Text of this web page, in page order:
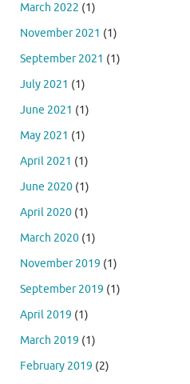
March 2022 (1)
November 2021 (1)
September 2021 (1)
July 2021 (1)
June 2021 (1)
May 2021 (1)
April 2021 (1)
June 2020 (1)
April 2020 (1)
March 2020 (1)
November 2019 (1)
September 2019 (1)
April 2019 (1)
March 2019 (1)
February 2019 (2)